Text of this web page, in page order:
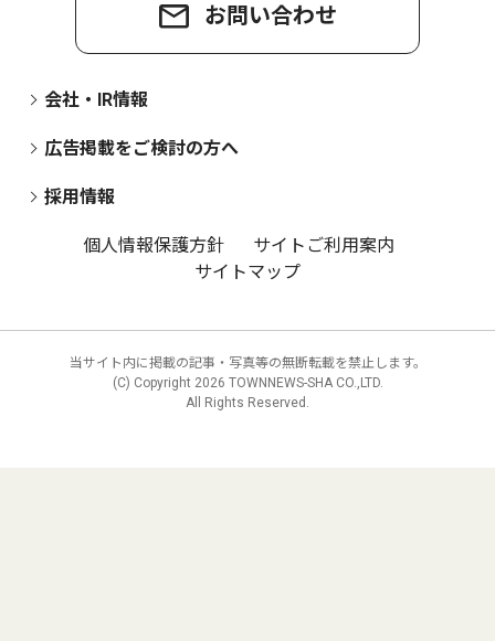
お問い合わせ
会社・IR情報
広告掲載をご検討の方へ
採用情報
個人情報保護方針
サイトご利用案内
サイトマップ
当サイト内に掲載の記事・写真等の無断転載を禁止します。
(C) Copyright 2026 TOWNNEWS-SHA CO.,LTD.
All Rights Reserved.